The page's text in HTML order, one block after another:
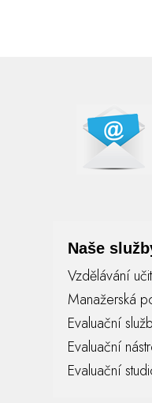
Naše
Vzdělávání
Manažerská
Evaluační
Evaluační
Evaluační